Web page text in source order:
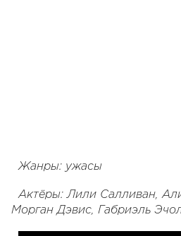
Жанры: ужасы
Актёры: Лили Салливан,
Морган Дэвис, Габриэль